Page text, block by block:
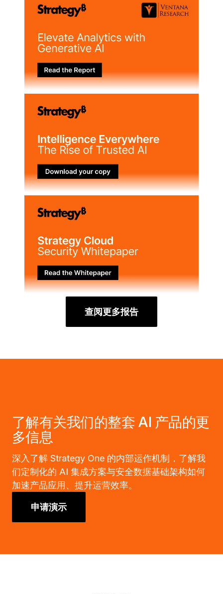
查阅更多报告
了解有关我们的整套 AI 产品的更
多信息
深入了解 Strategy One 的内部运作机制，了解我
们定制化的 AI 集成方案与安全数据基础架构如何
加速产品应用、提升运营效率。
申请演示